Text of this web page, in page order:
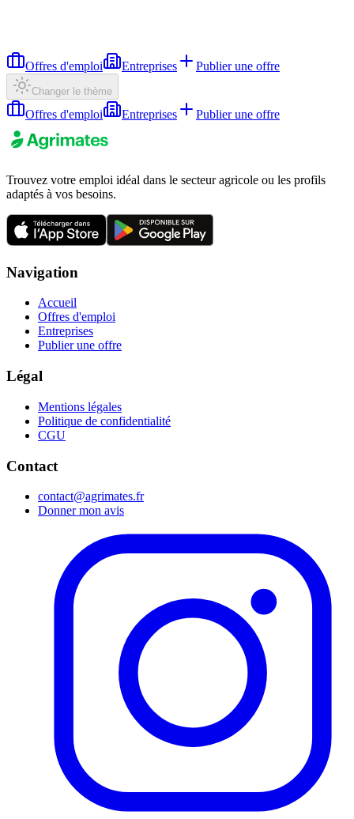
Offres d'emploi Entreprises Publier une offre
Changer le thème
Offres d'emploi Entreprises Publier une offre
Trouvez votre emploi idéal dans le secteur agricole ou les profils
adaptés à vos besoins.
Navigation
Accueil
Offres d'emploi
Entreprises
Publier une offre
Légal
Mentions légales
Politique de confidentialité
CGU
Contact
contact@agrimates.fr
Donner mon avis